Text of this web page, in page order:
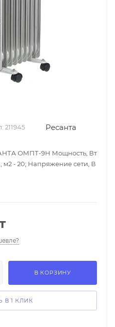
211945 Ресанта
ОМПТ-9Н Мощность, Вт
м2 - 20; Напряжение сети, В
В КОРЗИНУ
В 1 КЛИК